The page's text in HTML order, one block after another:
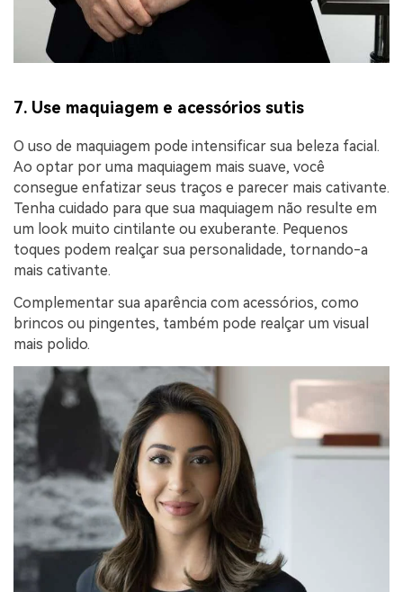
7. Use maquiagem e acessórios sutis
O uso de maquiagem pode intensificar sua beleza facial.
Ao optar por uma maquiagem mais suave, você
consegue enfatizar seus traços e parecer mais cativante.
Tenha cuidado para que sua maquiagem não resulte em
um look muito cintilante ou exuberante. Pequenos
toques podem realçar sua personalidade, tornando-a
mais cativante.
Complementar sua aparência com acessórios, como
brincos ou pingentes, também pode realçar um visual
mais polido.